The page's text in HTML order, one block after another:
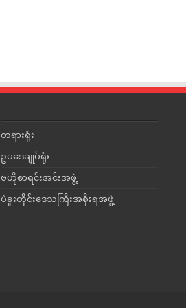
တရားရုံး
ဥပဒေချုပ်ရုံး
ဗဟိုစာရင်းအင်းအဖွဲ့
ပဲခူးတိုင်းဒေသကြီးအစိုးရအဖွဲ့